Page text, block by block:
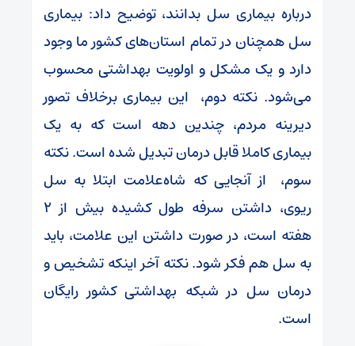
درباره بیماری سل بدانند، توضیح‌ داد: بیماری
سل همچنان در تمام استان‌های کشور ما وجود
دارد و یک مشکل و اولویت بهداشتی محسوب
می‌شود. نکته دوم، این بیماری برخلاف تصور
دیرینه مردم، چندین دهه است که به یک
بیماری کاملا قابل درمان تبدیل شده است. نکته
سوم، از آنجایی که شاه‌علامت ابتلا به سل
ریوی، داشتن سرفه طول کشیده بیش از ۲
هفته است، در صورت داشتن این علامت، باید
به سل هم فکر شود. نکته آخر اینکه تشخیص و
درمان سل در شبکه بهداشتی کشور رایگان
است.